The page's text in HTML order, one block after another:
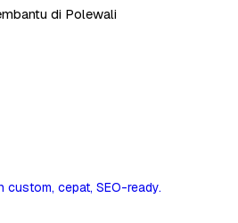
di Polewali
cepat, SEO-ready.